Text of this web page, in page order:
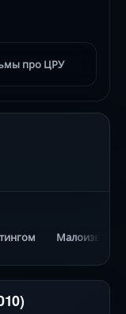
про ЦРУ